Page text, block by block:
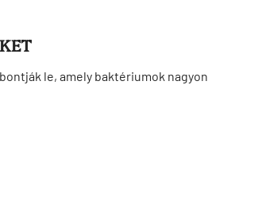
le, amely baktériumok nagyon